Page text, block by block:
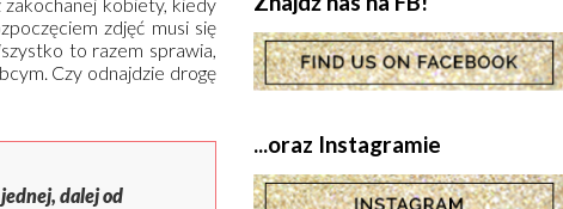
kobiety, kiedy
zdjęć musi się
to razem sprawia,
Czy odnajdzie drogę
dalej od
...oraz Instagramie